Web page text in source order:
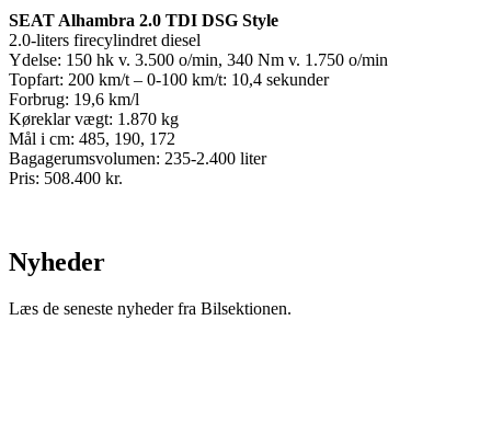
SEAT Alhambra 2.0 TDI DSG Style
2.0-liters firecylindret diesel
Ydelse: 150 hk v. 3.500 o/min, 340 Nm v. 1.750 o/min
Topfart: 200 km/t – 0-100 km/t: 10,4 sekunder
Forbrug: 19,6 km/l
Køreklar vægt: 1.870 kg
Mål i cm: 485, 190, 172
Bagagerumsvolumen: 235-2.400 liter
Pris: 508.400 kr.
Nyheder
Læs de seneste nyheder fra Bilsektionen.